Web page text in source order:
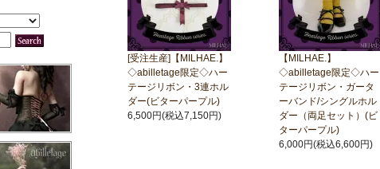
[受注生産]【MILHAE.】
◇abilletage限定◇ハー
テージリボン・3連ホル
ダー(ビターパープル)
6,500円(税込7,150円)
【MILHAE.】
◇abilletage限定◇ハー
テージリボン・ガータ
ーバンド/シングルホル
ダー（両足セット）(ビ
ターパープル)
6,000円(税込6,600円)